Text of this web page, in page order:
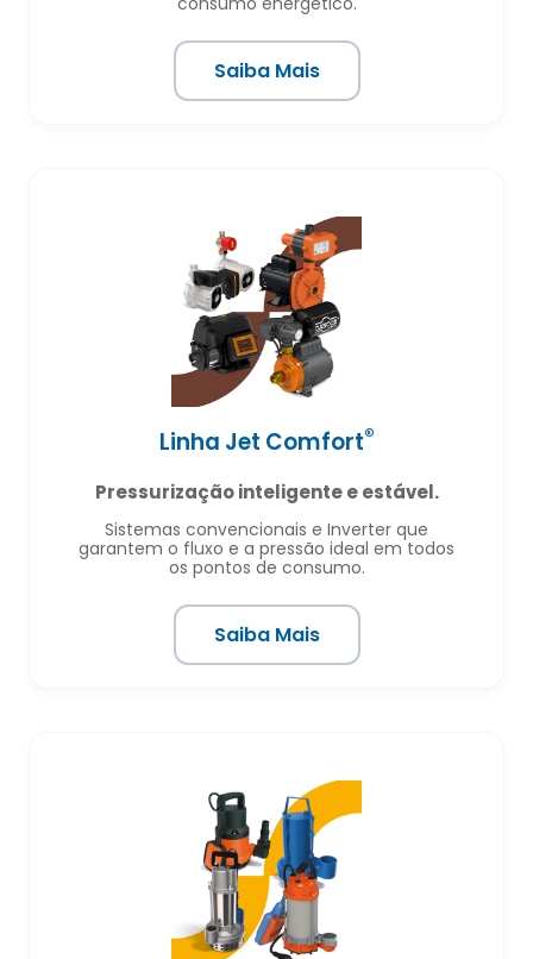
Saiba Mais
Linha Jet Comfort®
Pressurização inteligente e estável.
Sistemas convencionais e Inverter que
garantem o fluxo e a pressão ideal em todos
os pontos de consumo.
Saiba Mais